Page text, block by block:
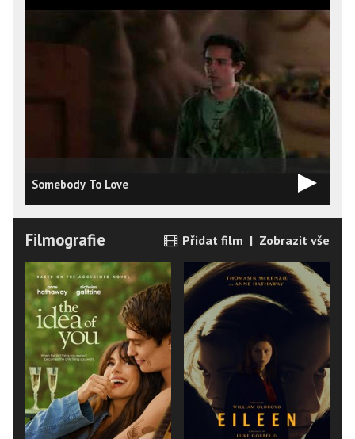
Somebody To Love
Filmografie Přidat film | Zobrazit vše